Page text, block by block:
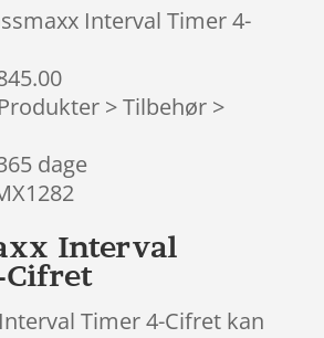
Interval Timer 4-
> Tilbehør >
dage
Interval
Cifret
Timer 4-Cifret kan